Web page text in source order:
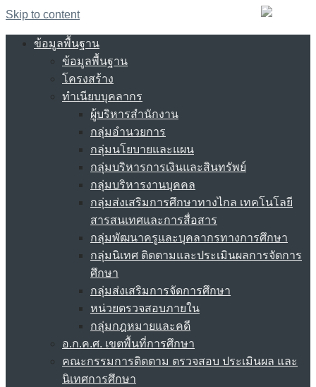
Skip to content
ข้อมูลพื้นฐาน
ข้อมูลพื้นฐาน
โครงสร้าง
ทำเนียบบุคลากร
ผู้บริหารสำนักงาน
กลุ่มอำนวยการ
กลุ่มนโยบายและแผน
กลุ่มบริหารการเงินและสินทรัพย์
กลุ่มบริหารงานบุคคล
กลุ่มส่งเสริมการศึกษาทางไกล เทคโนโลยี
สารสนเทศและการสื่อสาร
กลุ่มพัฒนาครูและบุคลากรทางการศึกษา
กลุ่มนิเทศ ติดตามและประเมินผลการจัดการ
ศึกษา
กลุ่มส่งเสริมการจัดการศึกษา
หน่วยตรวจสอบภายใน
กลุ่มกฎหมายและคดี
อ.ก.ค.ศ. เขตพื้นที่การศึกษา
คณะกรรมการติดตาม ตรวจสอบ ประเมินผล และ
นิเทศการศึกษา